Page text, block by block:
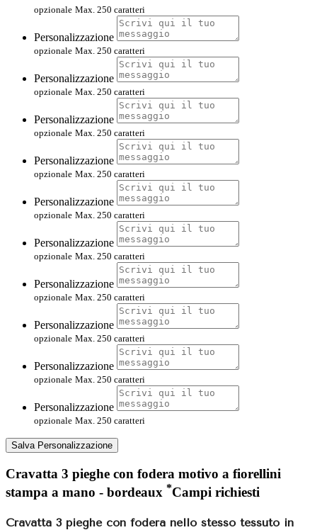
opzionale Max. 250 caratteri
Personalizzazione
opzionale Max. 250 caratteri
Personalizzazione
opzionale Max. 250 caratteri
Personalizzazione
opzionale Max. 250 caratteri
Personalizzazione
opzionale Max. 250 caratteri
Personalizzazione
opzionale Max. 250 caratteri
Personalizzazione
opzionale Max. 250 caratteri
Personalizzazione
opzionale Max. 250 caratteri
Personalizzazione
opzionale Max. 250 caratteri
Personalizzazione
opzionale Max. 250 caratteri
Personalizzazione
opzionale Max. 250 caratteri
Salva Personalizzazione
Cravatta 3 pieghe con fodera motivo a fiorellini
stampa a mano - bordeaux *Campi richiesti
Cravatta 3 pieghe con fodera nello stesso tessuto in